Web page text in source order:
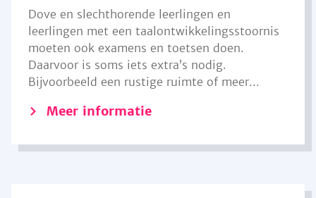
Dove en slechthorende leerlingen en
leerlingen met een taalontwikkelingsstoornis
moeten ook examens en toetsen doen.
Daarvoor is soms iets extra’s nodig.
Bijvoorbeeld een rustige ruimte of meer...
Meer informatie